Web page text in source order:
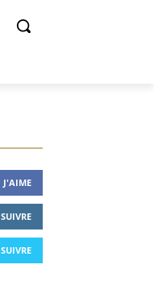
J'AIME
SUIVRE
SUIVRE